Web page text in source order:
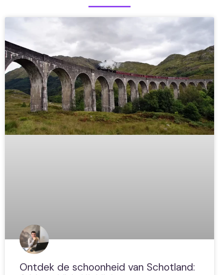
Ontdek de schoonheid van Schotland: